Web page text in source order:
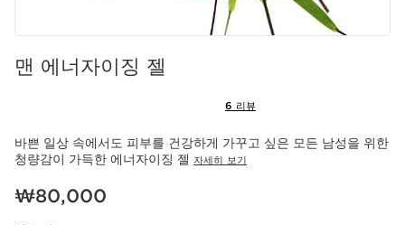
맨 에너자이징 젤
6 리뷰
바쁜 일상 속에서도 피부를 건강하게 가꾸고 싶은 모든 남성을 위한
청량감이 가득한 에너자이징 젤 자세히 보기
현재 가격 ₩80,000
₩80,000